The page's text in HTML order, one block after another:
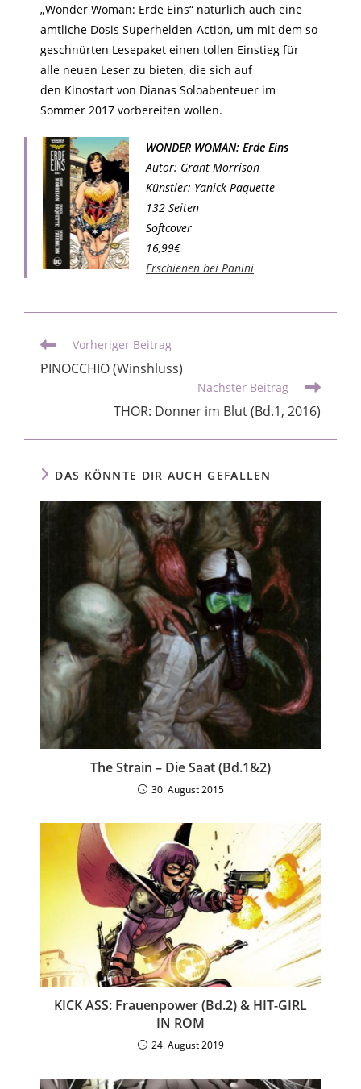
„Wonder Woman: Erde Eins“ natürlich auch eine
amtliche Dosis Superhelden-Action, um mit dem so
geschnürten Lesepaket einen tollen Einstieg für
alle neuen Leser zu bieten, die sich auf
den Kinostart von Dianas Soloabenteuer im
Sommer 2017 vorbereiten wollen.
WONDER WOMAN: Erde Eins
Autor: Grant Morrison
Künstler: Yanick Paquette
132 Seiten
Softcover
16,99€
Erschienen bei Panini
Vorheriger Beitrag
PINOCCHIO (Winshluss)
Nächster Beitrag
THOR: Donner im Blut (Bd.1, 2016)
DAS KÖNNTE DIR AUCH GEFALLEN
The Strain – Die Saat (Bd.1&2)
30. August 2015
KICK ASS: Frauenpower (Bd.2) & HIT-GIRL
IN ROM
24. August 2019